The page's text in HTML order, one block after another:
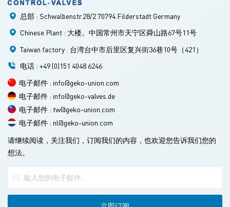
与阀座的密封面为倾斜锥形结构，阀板倾斜锥形表面涂覆耐高
温耐腐蚀合金材料；调节环压板之间的弹簧与压板上的调节螺
栓组装在一起。该结构有效补偿了轴套与阀体之间的公差以及
阀杆在介质压力下的弹性变形，解决了介质双向交换过程中阀
门的密封问题。该密封环由两侧多层不锈钢片组成的软T形结
构构成，兼具金属硬密封和软密封的双重优点，在低温和高温
条件下均具有零泄漏密封性能。 2. 蝶阀的分类 根据结构，蝶阀
可分为偏心板式蝶阀、立式蝶阀、斜板式蝶阀和杠杆式蝶阀。
根据密封方式，蝶阀可分为软密封蝶阀和硬密封蝶阀。软密封
蝶阀通常采用橡胶密封圈密封，而硬密封蝶阀通常采用金属密
封圈密封。根据连接方式，蝶阀可分为法兰连接蝶阀和对夹式
连接蝶阀。根据传动方式，蝶阀可分为手动蝶阀、齿轮传动蝶
阀、气动蝶阀、液压蝶阀和电动蝶阀。 3.蝶阀安装和维护的注
置应根据蝶形板的旋转角度确定。 （3）对于带旁通阀的蝶
说明进行安装，对于重型蝶阀，应设置坚实的基础。
总部 : Schwalbenstr.28/2 70794 Filderstadt Germany
Chinese Plant : 大楼。中国常州市天宁区舜山路67号11号
Taiwan factory : 台湾台中市后里区复兴街36巷10号（421）
电话 : +49 (0)151 4048 6246
电子邮件 : info@geko-union.com
电子邮件 : info@geko-valves.de
电子邮件 : tw@geko-union.com
电子邮件 : nl@geko-union.com
请继续阅读，关注我们，订阅我们的内容，也欢迎您告诉我们您的
想法。